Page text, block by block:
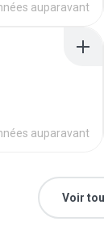
auparavant
auparavant
Voir